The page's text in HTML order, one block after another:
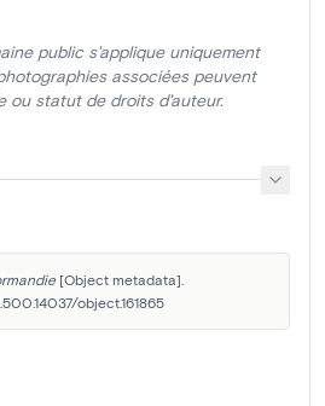
public s'applique uniquement
associées peuvent
ou statut de droits d'auteur.
[Object metadata].
object.161865